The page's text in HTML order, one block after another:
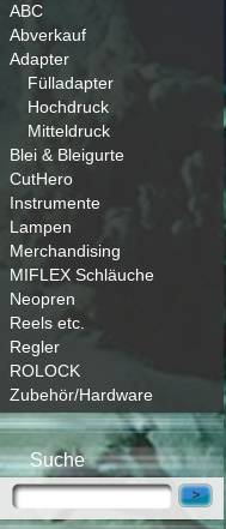
ABC
Abverkauf
Adapter
Fülladapter
Hochdruck
Mitteldruck
Blei & Bleigurte
CutHero
Instrumente
Lampen
Merchandising
MIFLEX Schläuche
Neopren
Reels etc.
Regler
ROLOCK
Zubehör/Hardware
Suche